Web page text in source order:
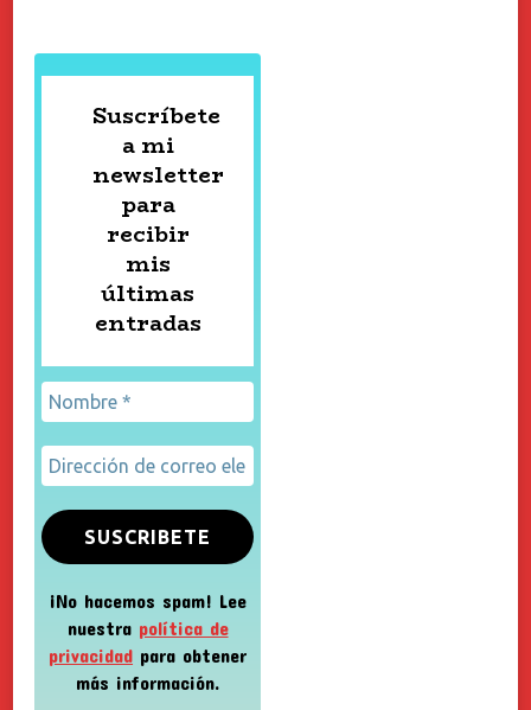
Suscríbete
a mi
newsletter
para
recibir
mis
últimas
entradas
¡No hacemos spam! Lee
nuestra política de
privacidad para obtener
más información.